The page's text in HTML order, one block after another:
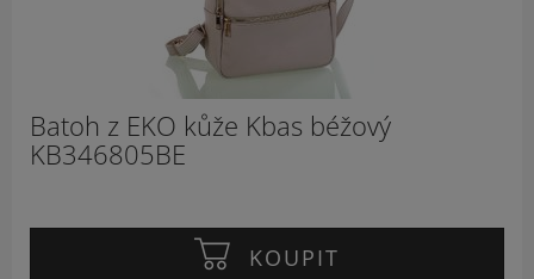
Batoh z EKO kůže Kbas béžový
KB346805BE
KOUPIT